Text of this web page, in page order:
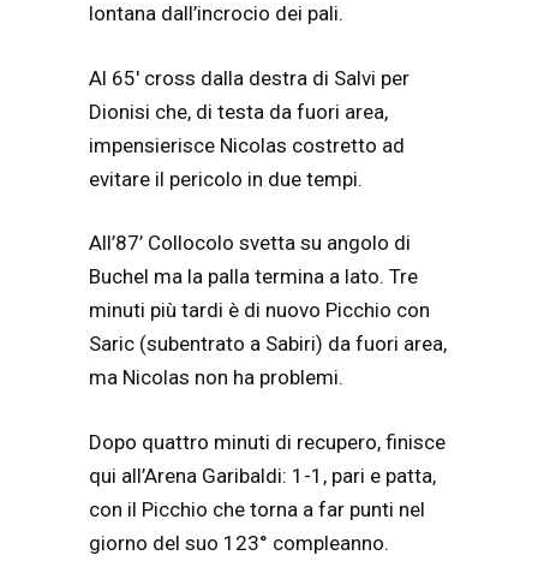
lontana dall’incrocio dei pali.
Al 65′ cross dalla destra di Salvi per
Dionisi che, di testa da fuori area,
impensierisce Nicolas costretto ad
evitare il pericolo in due tempi.
All’87’ Collocolo svetta su angolo di
Buchel ma la palla termina a lato. Tre
minuti più tardi è di nuovo Picchio con
Saric (subentrato a Sabiri) da fuori area,
ma Nicolas non ha problemi.
Dopo quattro minuti di recupero, finisce
qui all’Arena Garibaldi: 1-1, pari e patta,
con il Picchio che torna a far punti nel
giorno del suo 123° compleanno.